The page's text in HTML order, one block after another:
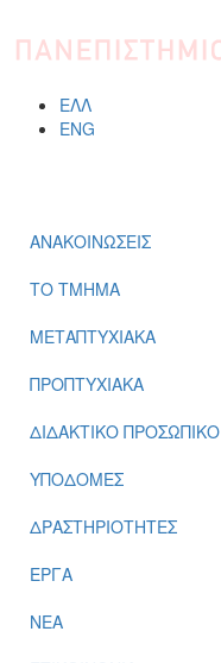
ΕΛΛ
ENG
ΑΝΑΚΟΙΝΩΣΕΙΣ
ΤΟ ΤΜΗΜΑ
ΜΕΤΑΠΤΥΧΙΑΚΑ
ΠΡΟΠΤΥΧΙΑΚΑ
ΔΙΔΑΚΤΙΚΟ ΠΡΟΣΩΠΙΚΟ
ΥΠΟΔΟΜΕΣ
ΔΡΑΣΤΗΡΙΟΤΗΤΕΣ
ΕΡΓΑ
ΝΕΑ